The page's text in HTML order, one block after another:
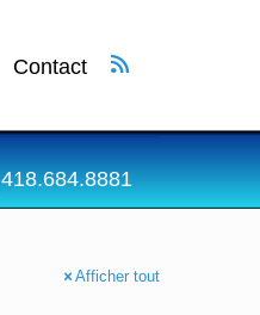
Contact
418.684.8881
Afficher tout